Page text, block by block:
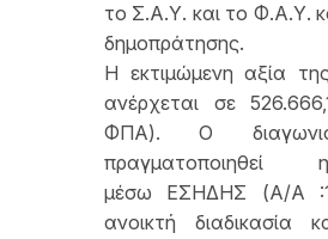
το Σ.Α.Υ. και το Φ.Α.Υ.
δημοπράτησης.
Η εκτιμώμενη αξία
ανέρχεται σε
ΦΠΑ). Ο
πραγματοποιηθεί
μέσω ΕΣΗΔΗΣ (Α/Α
ανοικτή διαδικασία